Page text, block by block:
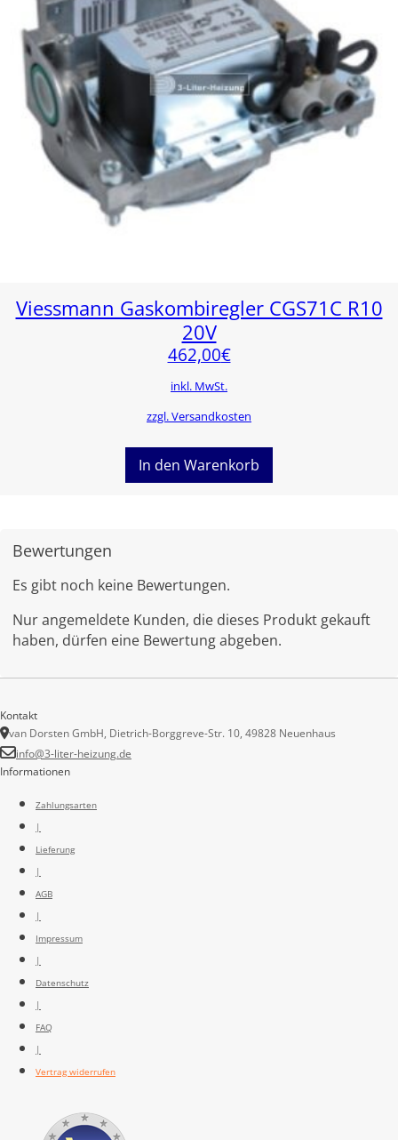
Viessmann Gaskombiregler CGS71C R10
20V
462,00€
inkl. MwSt.
zzgl. Versandkosten
In den Warenkorb
Bewertungen
Es gibt noch keine Bewertungen.
Nur angemeldete Kunden, die dieses Produkt gekauft
haben, dürfen eine Bewertung abgeben.
Informationen
Zahlungsarten
|
Lieferung
|
AGB
|
Impressum
|
Datenschutz
|
FAQ
|
Vertrag widerrufen
Kontakt
van Dorsten GmbH, Dietrich-Borggreve-Str. 10, 49828 Neuenhaus
info@3-liter-heizung.de